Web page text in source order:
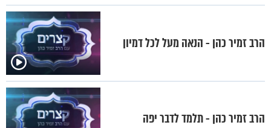
הרב זמיר כהן - הנאה מעל לכל דמיון
הרב זמיר כהן - תלמד לדבר יפה